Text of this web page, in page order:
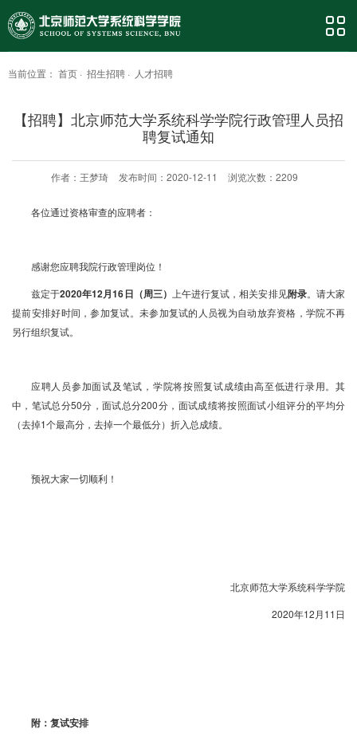
当前位置： 首页 · 招生招聘 · 人才招聘
【招聘】北京师范大学系统科学学院行政管理人员招
聘复试通知
作者：王梦琦 发布时间：2020-12-11 浏览次数： 2209
各位通过资格审查的应聘者：
感谢您应聘我院行政管理岗位！
兹定于2020年12月16日（周三） 上午进行复试，相关安排见附录。请大家
提前安排好时间，参加复试。未参加复试的人员视为自动放弃资格，学院不再
另行组织复试。
应聘人员参加面试及笔试，学院将按照复试成绩由高至低进行录用。其
中，笔试总分50分，面试总分200分，面试成绩将按照面试小组评分的平均分
（去掉1个最高分，去掉一个最低分）折入总成绩。
预祝大家一切顺利！
北京师范大学系统科学学院
2020年12月11日
附：复试安排